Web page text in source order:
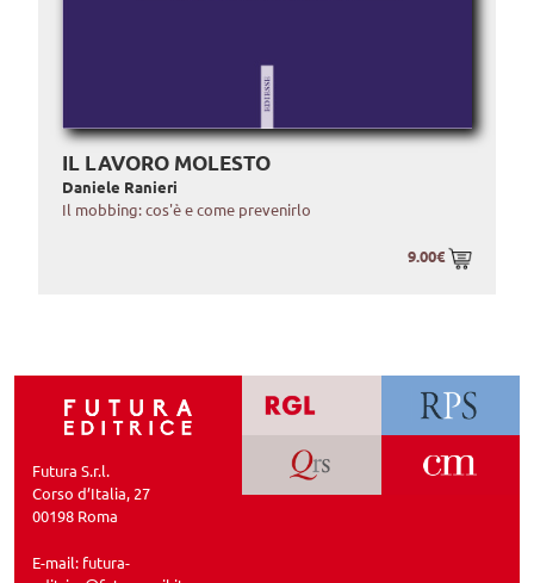
IL LAVORO MOLESTO
Daniele Ranieri
Il mobbing: cos'è e come prevenirlo
9.00€
Futura S.r.l.
Corso d’Italia, 27
00198 Roma
E-mail: futura-